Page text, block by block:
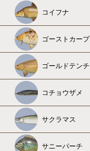
コイフナ
ゴーストカープ
ゴールドテンチ
コチョウザメ
サクラマス
サニーパーチ